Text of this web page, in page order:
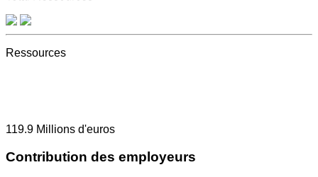
Ressources
119.9 Millions d'euros
Contribution des employeurs